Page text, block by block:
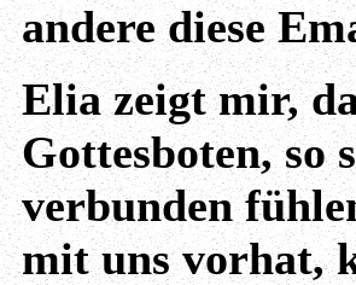
andere diese
Elia zeigt mir,
Gottesboten,
verbunden
mit uns vorhat,